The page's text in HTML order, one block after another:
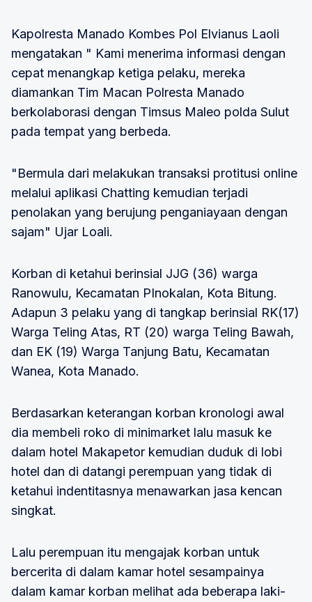
Kapolresta Manado Kombes Pol Elvianus Laoli
mengatakan " Kami menerima informasi dengan
cepat menangkap ketiga pelaku, mereka
diamankan Tim Macan Polresta Manado
berkolaborasi dengan Timsus Maleo polda Sulut
pada tempat yang berbeda.
"Bermula dari melakukan transaksi protitusi online
melalui aplikasi Chatting kemudian terjadi
penolakan yang berujung penganiayaan dengan
sajam" Ujar Loali.
Korban di ketahui berinsial JJG (36) warga
Ranowulu, Kecamatan PInokalan, Kota Bitung.
Adapun 3 pelaku yang di tangkap berinsial RK(17)
Warga Teling Atas, RT (20) warga Teling Bawah,
dan EK (19) Warga Tanjung Batu, Kecamatan
Wanea, Kota Manado.
Berdasarkan keterangan korban kronologi awal
dia membeli roko di minimarket lalu masuk ke
dalam hotel Makapetor kemudian duduk di lobi
hotel dan di datangi perempuan yang tidak di
ketahui indentitasnya menawarkan jasa kencan
singkat.
Lalu perempuan itu mengajak korban untuk
bercerita di dalam kamar hotel sesampainya
dalam kamar korban melihat ada beberapa laki-